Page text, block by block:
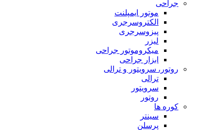
جراحی
موتور ایمپلنت
الکتروسرجری
پیزوسرجری
لیزر
میکروموتور جراحی
ابزار جراحی
روتور، سرویتور و ترالی
ترالی
سرویتور
روتور
کوره ها
سینتر
پرسلن